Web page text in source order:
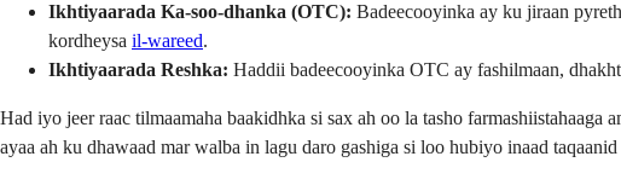
Ikhtiyaarada Ka-soo-dhanka (OTC): Badeecooyinka ay ku jiraan
kordheysa il-wareed.
Ikhtiyaarada Reshka: Haddii badeecooyinka OTC ay fashilmaan,
Had iyo jeer raac tilmaamaha baakidhka si sax ah oo la tasho
ayaa ah ku dhawaad mar walba in lagu daro gashiga si loo hubiyo inaad taqaanid